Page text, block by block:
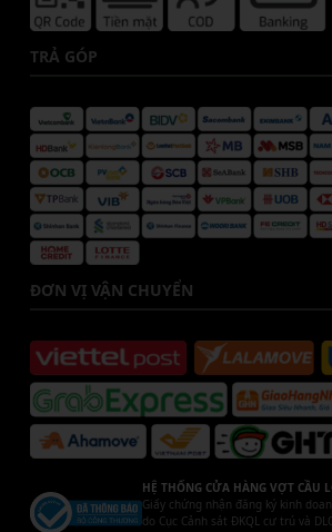
TRẢ GÓP
ĐƠN VỊ VẬN CHUYỂN
HỆ THỐNG CỬA HÀNG VỢT CẦU
Giấy chứng nhận đăng ký kinh
do Cục Cảnh sát ĐKQL cư trú và